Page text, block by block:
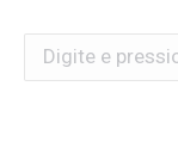
Search: